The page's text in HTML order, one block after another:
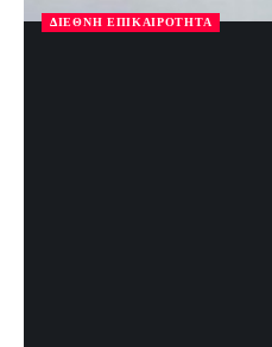
ΔΙΕΘΝΉ ΕΠΙΚΑΙΡΌΤΗΤΑ